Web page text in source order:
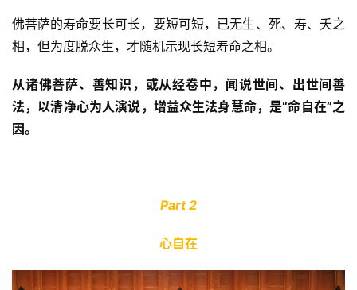
佛菩萨的寿命要长可长，要短可短，已无生、死、寿、夭之
相，但为度脱众生，才随机示现长短寿命之相。
从诸佛菩萨、善知识，或从经卷中，闻说世间、出世间善
法，以清净心为人演说，增益众生法身慧命，是“命自在”之
因。
Part 2
心自在